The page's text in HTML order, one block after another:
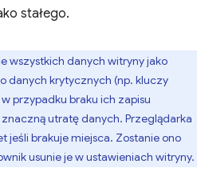
stałego.
wszystkich danych witryny jako
danych krytycznych (np. kluczy
przypadku braku ich zapisu
utratę danych. Przeglądarka
jeśli brakuje miejsca. Zostanie ono
usunie je w ustawieniach witryny.